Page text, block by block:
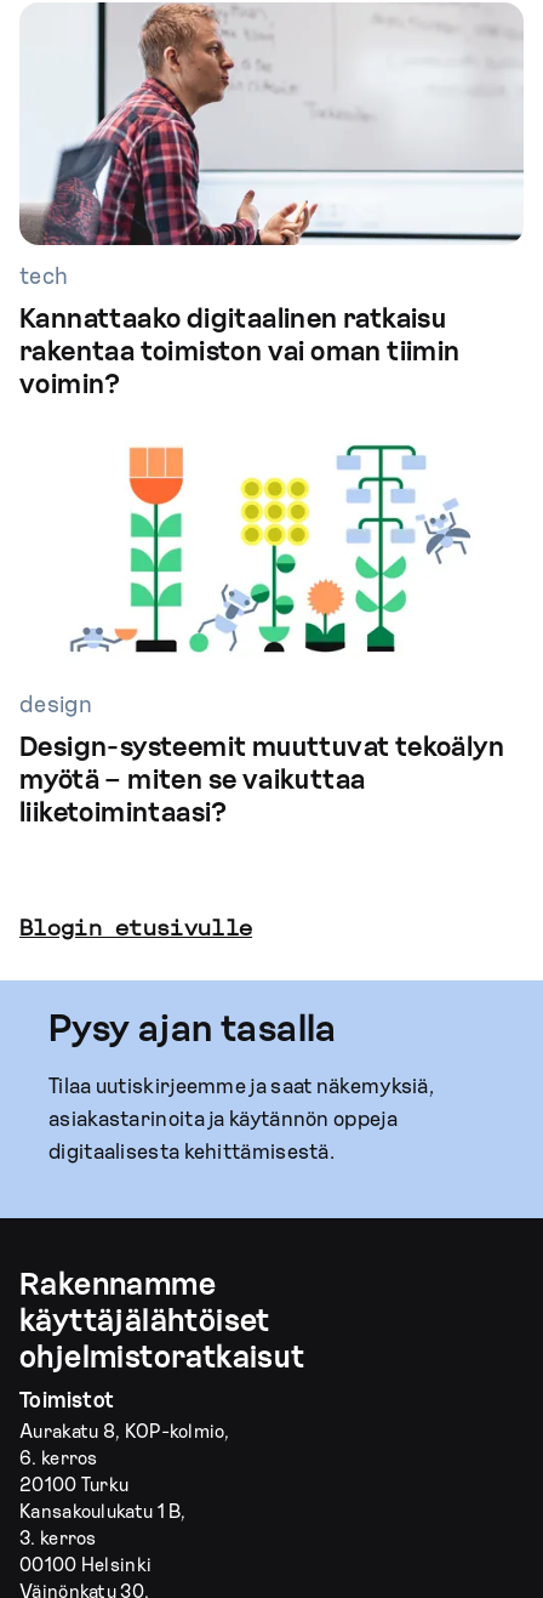
tech
Kannattaako digitaalinen ratkaisu
rakentaa toimiston vai oman tiimin
voimin?
design
Design-systeemit muuttuvat tekoälyn
myötä – miten se vaikuttaa
liiketoimintaasi?
Blogin etusivulle
Pysy ajan tasalla
Tilaa uutiskirjeemme ja saat näkemyksiä,
asiakastarinoita ja käytännön oppeja
digitaalisesta kehittämisestä.
Toimistot
Aurakatu 8, KOP-kolmio,
6. kerros
20100 Turku
Kansakoulukatu 1 B,
3. kerros
00100 Helsinki
Väinönkatu 30,
Rakennamme
käyttäjälähtöiset
ohjelmistoratkaisut